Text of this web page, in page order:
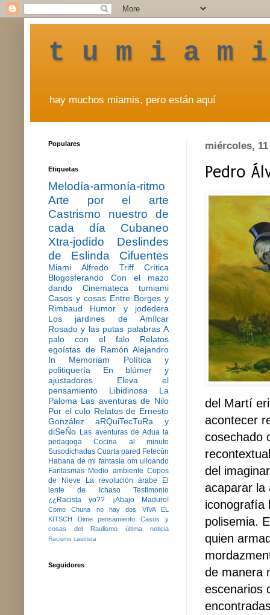
t u m i a m
hay muchos miamis, pero están aquí
miércoles,
Pedro
del Martí
acontecer
cosechado
del
acaparar la
iconografía
polisemia.
quien
de manera
escenarios
Populares
Etiquetas
Melodía-armonía-ritmo
Arte por el arte
Castrismo nuestro de
cada día
Cubaneo
Xtra-jodido
Deslindes
de Eslinda Cifuentes
Miami Alfredo Triff
Crítica
Blogosferando
Con el mazo
dando
Cinemateca tumiami
Casos y cosas Entre Borges y
Rimbaud
Humor y jodedera
Los jardines de Amílcar
Rosado y las putas palabras A
palo con el falo
Relatos
egoístas de Ramón Alejandro
In Memoriam
Política y
politiquería
En blúmer y
ajustadores
Eleva el
pensamiento
Libidinosa
La
Paloma Las aventuras de Nilo
Por el culo Relatos de Ernesto
González
aRQuiTecTuRa y
diSeÑo Las aventuras de Adua la
pedagoga
Cocina al minuto
Susodichadas Cuarta pared Fetecún
Habana de mi fantasía om ulloando
Fantasmas Medio ambiente Copos
de Nieve
La revolución árabe
El
lente de Ichaso
Testimonio
¿¿Racista yo??
¡Abajo Maduro!
Como Chuna no hay dos
VIVA EL
KITSCH
Dime pensamiento
Casos y
cosas del Raulismo
última noticia
Racismo castrista
Seguidores